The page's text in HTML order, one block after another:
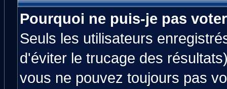
Pourquoi ne puis-je pas
Seuls les utilisateurs
d'éviter le trucage des
vous ne pouvez toujours pas